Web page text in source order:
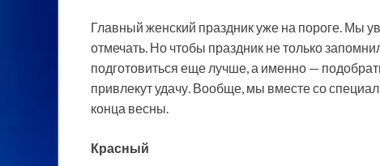
Главный женский праздник уже на пороге. Мы
отмечать. Но чтобы праздник не только
подготовиться еще лучше, а именно —
привлекут удачу. Вообще, мы вместе со
конца весны.
Красный